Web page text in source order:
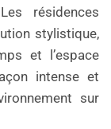
résidences
stylistique,
et l’espace
intense et
sur